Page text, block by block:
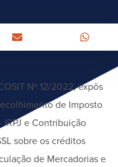
Nº 12/2022, expôs
de Imposto
IRPJ e Contribuição
sobre os créditos
de Mercadorias e